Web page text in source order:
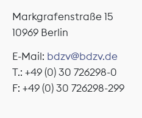
Markgrafenstraße 15
10969 Berlin
E-Mail: bdzv@bdzv.de
T.: +49 (0) 30 726298-0
F: +49 (0) 30 726298-299